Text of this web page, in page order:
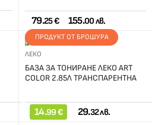
79.25 € 155.00 лв.
ПРОДУКТ ОТ БРОШУРА
ЛЕКО
БАЗА ЗА ТОНИРАНЕ ЛЕКО ART
COLOR 2.85Л ТРАНСПАРЕНТНА
14.99 € 29.32 лв.